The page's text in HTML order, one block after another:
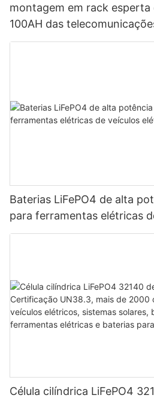
montagem em rack
100AH ​​das
Baterias LiFePO4 de alta
para ferramentas elétricas
Célula cilíndrica LiFePO4